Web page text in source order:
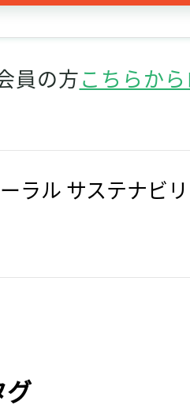
員の方こちらか
ラル サステナビ
グ